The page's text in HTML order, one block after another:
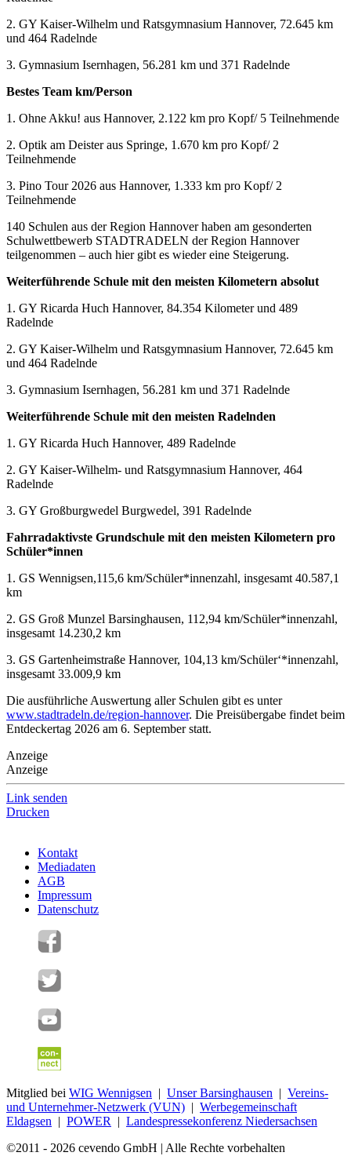
2. GY Kaiser-Wilhelm und Ratsgymnasium Hannover, 72.645 km
und 464 Radelnde
3. Gymnasium Isernhagen, 56.281 km und 371 Radelnde
Bestes Team km/Person
1. Ohne Akku! aus Hannover, 2.122 km pro Kopf/ 5 Teilnehmende
2. Optik am Deister aus Springe, 1.670 km pro Kopf/ 2
Teilnehmende
3. Pino Tour 2026 aus Hannover, 1.333 km pro Kopf/ 2
Teilnehmende
140 Schulen aus der Region Hannover haben am gesonderten
Schulwettbewerb STADTRADELN der Region Hannover
teilgenommen – auch hier gibt es wieder eine Steigerung.
Weiterführende Schule mit den meisten Kilometern absolut
1. GY Ricarda Huch Hannover, 84.354 Kilometer und 489
Radelnde
2. GY Kaiser-Wilhelm und Ratsgymnasium Hannover, 72.645 km
und 464 Radelnde
3. Gymnasium Isernhagen, 56.281 km und 371 Radelnde
Weiterführende Schule mit den meisten Radelnden
1. GY Ricarda Huch Hannover, 489 Radelnde
2. GY Kaiser-Wilhelm- und Ratsgymnasium Hannover, 464
Radelnde
3. GY Großburgwedel Burgwedel, 391 Radelnde
Fahrradaktivste Grundschule mit den meisten Kilometern pro
Schüler*innen
1. GS Wennigsen,115,6 km/Schüler*innenzahl, insgesamt 40.587,1
km
2. GS Groß Munzel Barsinghausen, 112,94 km/Schüler*innenzahl,
insgesamt 14.230,2 km
3. GS Gartenheimstraße Hannover, 104,13 km/Schüler‘*innenzahl,
insgesamt 33.009,9 km
Die ausführliche Auswertung aller Schulen gibt es unter
www.stadtradeln.de/region-hannover. Die Preisübergabe findet beim
Entdeckertag 2026 am 6. September statt.
Anzeige
Anzeige
Link senden
Drucken
Kontakt
Mediadaten
AGB
Impressum
Datenschutz
Mitglied bei WIG Wennigsen | Unser Barsinghausen | Vereins-
und Unternehmer-Netzwerk (VUN) | Werbegemeinschaft
Eldagsen | POWER | Landespressekonferenz Niedersachsen
©2011 - 2026 cevendo GmbH | Alle Rechte vorbehalten